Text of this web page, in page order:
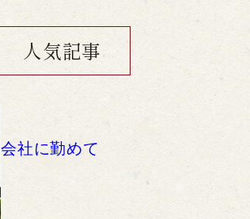
人気記事
会社に勤めて